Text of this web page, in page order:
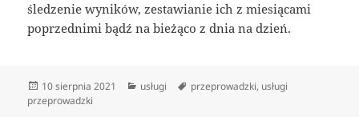
śledzenie wyników, zestawianie ich z miesiącami
poprzednimi bądź na bieżąco z dnia na dzień.
Data
publikacji
10 sierpnia 2021 Kategorie
usługi Tagi
przeprowadzki, usługi
przeprowadzki